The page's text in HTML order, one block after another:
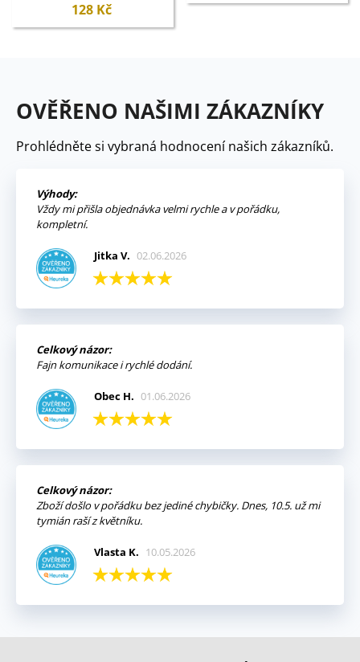
128 Kč
OVĚŘENO NAŠIMI ZÁKAZNÍKY
Prohlédněte si vybraná hodnocení našich zákazníků.
Výhody:
Vždy mi přišla objednávka velmi rychle a v pořádku,
kompletní.
Jitka V. 02.06.2026
Celkový názor:
Fajn komunikace i rychlé dodání.
Obec H. 01.06.2026
Celkový názor:
Zboží došlo v pořádku bez jediné chybičky. Dnes, 10.5. už mi
tymián raší z květníku.
Vlasta K. 10.05.2026